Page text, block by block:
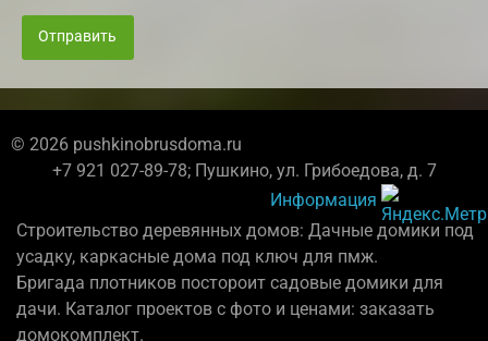
Отправить
© 2026 pushkinobrusdoma.ru
+7 921 027-89-78; Пушкино, ул. Грибоедова, д. 7
Информация
Строительство деревянных домов: Дачные домики под
усадку, каркасные дома под ключ для пмж.
Бригада плотников постороит садовые домики для
дачи. Каталог проектов с фото и ценами: заказать
домокомплект.